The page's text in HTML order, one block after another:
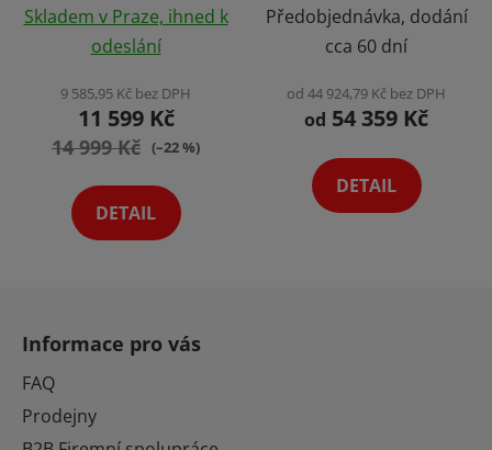
Stroj Plotr True Power
Výběr Variant
hodnocení
produktu
je
5,0
z
hvězdiček.
Skladem v Praze, ihned k
odeslání
9 585,95 Kč bez DPH
11 599 Kč
14 999 Kč (–22 %)
DETAIL
Předobjednávka, dodání
cca 60 dní
od 44 924,79 Kč bez DPH
od 54 359 Kč
DETAIL
Informace pro vás
FAQ
Prodejny